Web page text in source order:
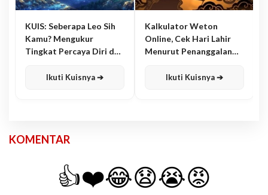
KUIS: Seberapa Leo Sih
Kamu? Mengukur
Tingkat Percaya Diri dan
Ikuti Kuisnya ➔
Kalkulator Weton
Online, Cek Hari Lahir
Menurut Penanggalan
Ikuti Kuisnya ➔
KOMENTAR
👍❤️😂😧😭😡